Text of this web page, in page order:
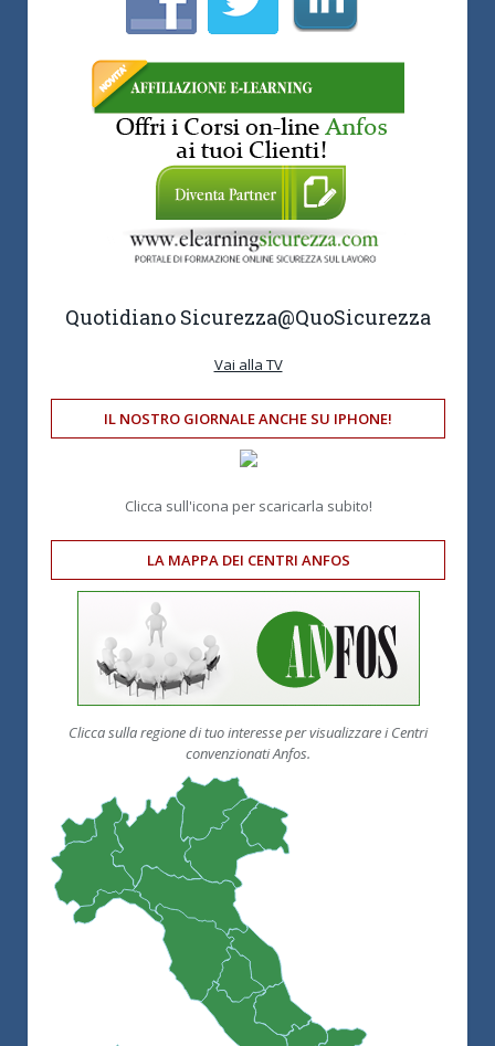
Quotidiano Sicurezza@QuoSicurezza
Vai alla TV
IL NOSTRO GIORNALE ANCHE SU IPHONE!
Clicca sull'icona per scaricarla subito!
LA MAPPA DEI CENTRI ANFOS
Clicca sulla regione di tuo interesse per visualizzare i Centri
convenzionati Anfos.